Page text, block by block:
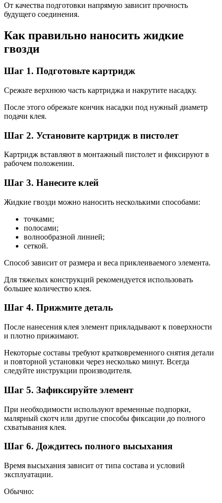
От качества подготовки напрямую зависит прочность
будущего соединения.
Как правильно наносить жидкие
гвозди
Шаг 1. Подготовьте картридж
Срежьте верхнюю часть картриджа и накрутите насадку.
После этого обрежьте кончик насадки под нужный диаметр
подачи клея.
Шаг 2. Установите картридж в пистолет
Картридж вставляют в монтажный пистолет и фиксируют в
рабочем положении.
Шаг 3. Нанесите клей
Жидкие гвозди можно наносить несколькими способами:
точками;
полосами;
волнообразной линией;
сеткой.
Способ зависит от размера и веса приклеиваемого элемента.
Для тяжелых конструкций рекомендуется использовать
большее количество клея.
Шаг 4. Прижмите деталь
После нанесения клея элемент прикладывают к поверхности
и плотно прижимают.
Некоторые составы требуют кратковременного снятия детали
и повторной установки через несколько минут. Всегда
следуйте инструкции производителя.
Шаг 5. Зафиксируйте элемент
При необходимости используют временные подпорки,
малярный скотч или другие способы фиксации до полного
схватывания клея.
Шаг 6. Дождитесь полного высыхания
Время высыхания зависит от типа состава и условий
эксплуатации.
Обычно: